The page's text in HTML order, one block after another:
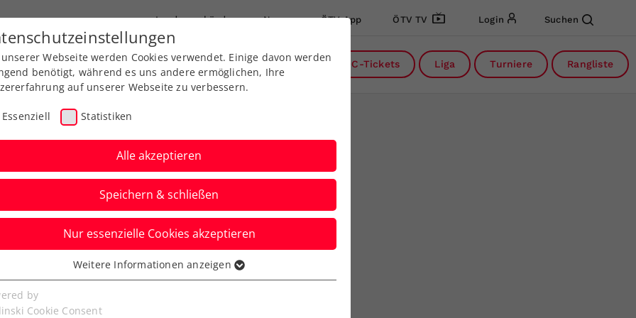
Landesverbände News ÖTV App ÖTV TV Login Suchen
Ausbildung Services Über uns DC-Tickets Liga Turniere Rangliste
Rodionov startet
die Qualifikation
Webseite werden Cookies verwendet. Einige davon werden
benötigt, während es uns andere ermöglichen, Ihre
auf unserer Webseite zu verbessern.
Essenziell Statistiken
Alle akzeptieren
Speichern & schließen
Nur essenzielle Cookies akzeptieren
Cookies werden für grundlegende Funktionen der
benötigt. Dadurch ist gewährleistet, dass die Webseite
Weitere Informationen anzeigen
by
Cookie Consent